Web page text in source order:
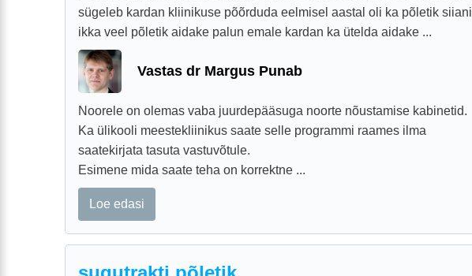
sügeleb kardan kliinikuse põõrduda eelmisel aastal oli ka põletik siiani
ikka veel põletik aidake palun emale kardan ka ütelda aidake ...
Vastas dr Margus Punab
Noorele on olemas vaba juurdepääsuga noorte nõustamise kabinetid.
Ka ülikooli meestekliinikus saate selle programmi raames ilma
saatekirjata tasuta vastuvõtule.
Esimene mida saate teha on korrektne ...
Loe edasi